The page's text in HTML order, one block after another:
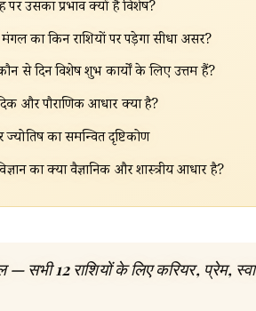
उसका प्रभाव क्यों है विशेष?
का किन राशियों पर पड़ेगा सीधा असर?
से दिन विशेष शुभ कार्यों के लिए उत्तम हैं?
और पौराणिक आधार क्या है?
का समन्वित दृष्टिकोण
का क्या वैज्ञानिक और शास्त्रीय आधार है?
सभी 12 राशियों के लिए करियर, प्रेम,